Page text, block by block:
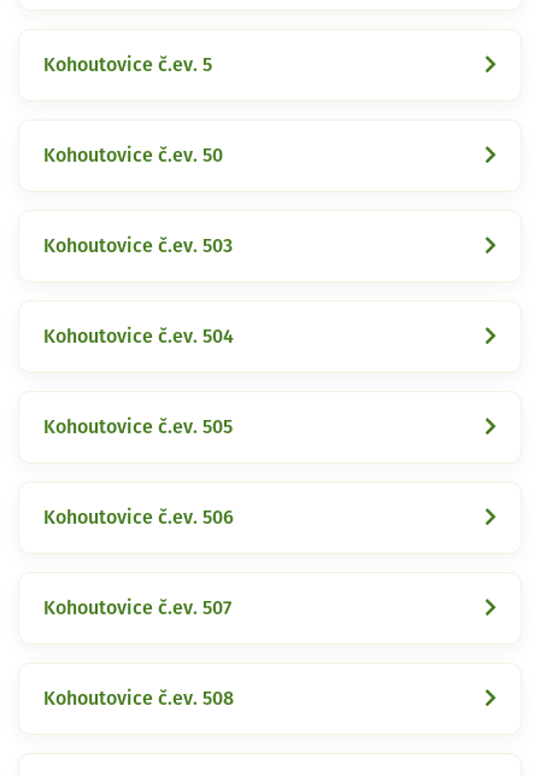
Kohoutovice č.ev. 5
Kohoutovice č.ev. 50
Kohoutovice č.ev. 503
Kohoutovice č.ev. 504
Kohoutovice č.ev. 505
Kohoutovice č.ev. 506
Kohoutovice č.ev. 507
Kohoutovice č.ev. 508